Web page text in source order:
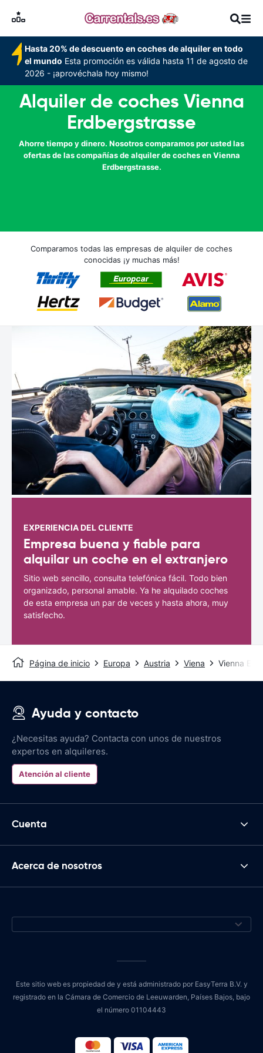
Hasta 20% de descuento en coches de alquiler en todo
el mundo Esta promoción es válida hasta 11 de agosto de
2026 - ¡aprovéchala hoy mismo!
Alquiler de coches Vienna
Erdbergstrasse
Ahorre tiempo y dinero. Nosotros comparamos por usted las
ofertas de las compañías de alquiler de coches en Vienna
Erdbergstrasse.
Comparamos todas las empresas de alquiler de coches
conocidas ¡y muchas más!
EXPERIENCIA DEL CLIENTE
Empresa buena y fiable para
alquilar un coche en el extranjero
Sitio web sencillo, consulta telefónica fácil. Todo bien
organizado, personal amable. Ya he alquilado coches
de esta empresa un par de veces y hasta ahora, muy
satisfecho.
Página de inicio Europa Austria Viena Vienna
Ayuda y contacto
¿Necesitas ayuda? Contacta con unos de nuestros
expertos en alquileres.
Atención al cliente
Cuenta
Acerca de nosotros
Este sitio web es propiedad de y está administrado por EasyTerra B.V. y
registrado en la Cámara de Comercio de Leeuwarden, Países Bajos, bajo
el número 01104443